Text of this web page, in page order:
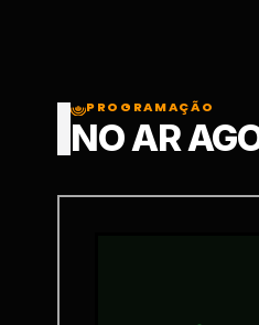
PROGRAMAÇÃO
NO AR